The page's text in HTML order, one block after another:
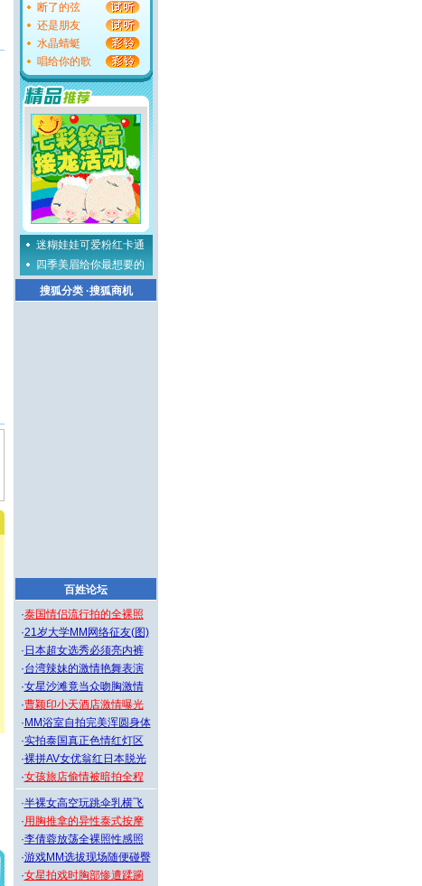
断了的弦
还是朋友
水晶蜻蜓
唱给你的歌
迷糊娃娃可爱粉红卡通
四季美眉给你最想要的
搜狐分类·搜狐商机
百姓论坛
·泰国情侣流行拍的全裸照
·21岁大学MM网络征友(图)
· 日本超女选秀必须亮内裤
·台湾辣妹的激情艳舞表演
·女星沙滩竟当众吻胸激情
·曹颖印小天酒店激情曝光
· MM浴室自拍完美浑圆身体
·实拍泰国真正色情红灯区
·裸拼AV女优翁红日本脱光
·女孩旅店偷情被暗拍全程
·半裸女高空玩跳伞乳横飞
·用胸推拿的异性泰式按摩
·李倩蓉放荡全裸照性感照
·游戏MM选拔现场随便碰臀
·女星拍戏时胸部惨遭蹂躏